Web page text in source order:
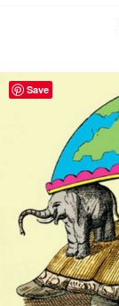
Save